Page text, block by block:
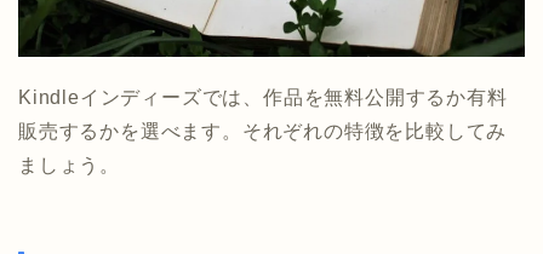
Kindleインディーズでは、作品を無料公開するか有料
販売するかを選べます。それぞれの特徴を比較してみ
ましょう。